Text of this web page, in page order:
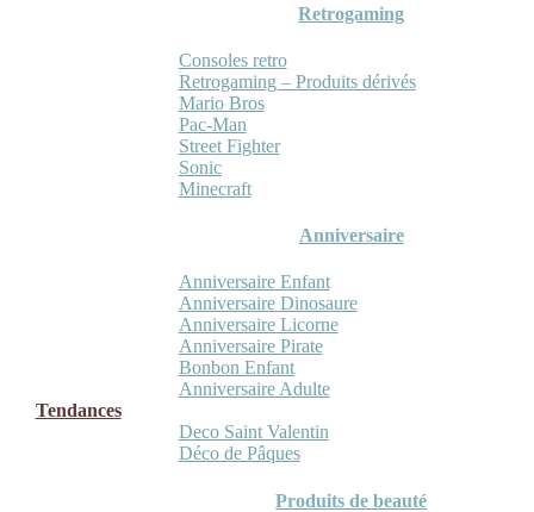
Retrogaming
Consoles retro
Retrogaming – Produits dérivés
Mario Bros
Pac-Man
Street Fighter
Sonic
Minecraft
Anniversaire
Anniversaire Enfant
Anniversaire Dinosaure
Anniversaire Licorne
Anniversaire Pirate
Bonbon Enfant
Anniversaire Adulte
Tendances
Deco Saint Valentin
Déco de Pâques
Produits de beauté